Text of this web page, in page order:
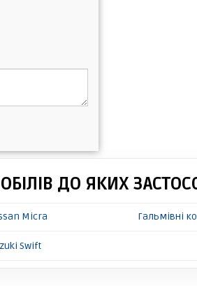
ДО ЯКИХ
Micra Гальмівні
Swift